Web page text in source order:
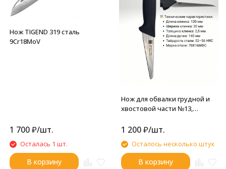
Нож TIGEND 319 сталь
9Cr18MoV
1 700₽/шт.
Осталась 1 шт.
В корзину
Нож для обвалки грудной и
хвостовой части №13,
1 200₽/шт.
Осталось несколько штук
В корзину